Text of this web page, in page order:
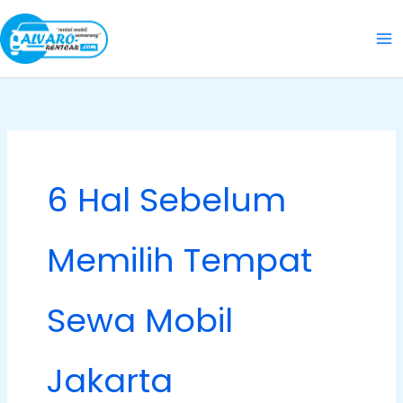
Skip
to
content
6 Hal Sebelum
Memilih Tempat
Sewa Mobil
Jakarta